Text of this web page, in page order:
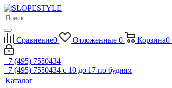
Сравнение0 Отложенные 0 Корзина0
+7 (495) 7550434
+7 (495) 7550434 с 10 до 17 по будням
Каталог